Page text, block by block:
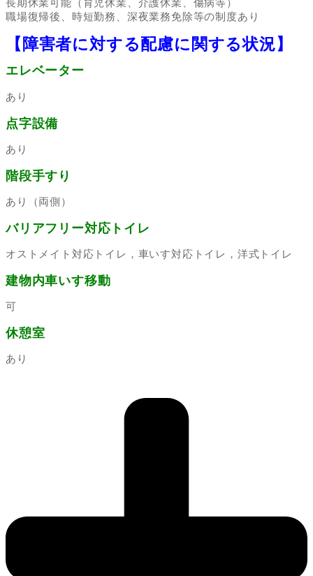
長期休業可能（育児休業、介護休業、傷病等）
職場復帰後、時短勤務、深夜業務免除等の制度あり
【障害者に対する配慮に関する状況】
エレベーター
あり
点字設備
あり
階段手すり
あり（両側）
バリアフリー対応トイレ
オストメイト対応トイレ，車いす対応トイレ，洋式トイレ
建物内車いす移動
可
休憩室
あり